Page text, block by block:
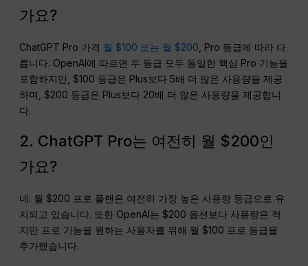
가요?
ChatGPT Pro 가격 월 $100 또는 월 $200, Pro 등급에 따라 다
릅니다. OpenAI에 따르면 두 등급 모두 동일한 핵심 Pro 기능을
포함하지만, $100 등급은 Plus보다 5배 더 많은 사용량을 제공
하며, $200 등급은 Plus보다 20배 더 많은 사용량을 제공합니
다.
2. ChatGPT Pro는 여전히 월 $200인
가요?
네. 월 $200 프로 플랜은 여전히 가장 높은 사용량 등급으로 유
지되고 있습니다. 또한 OpenAI는 $200 옵션보다 사용량은 적
지만 프로 기능을 원하는 사용자를 위해 월 $100 프로 등급을
추가했습니다.